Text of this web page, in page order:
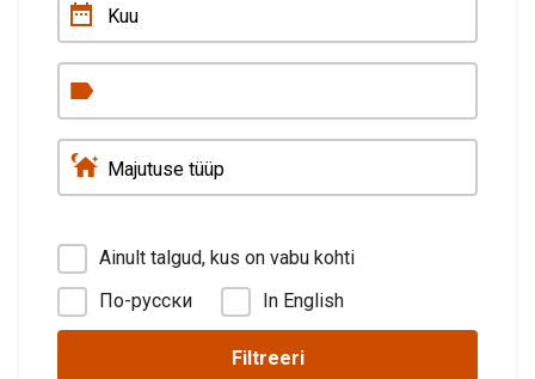
Ainult talgud, kus on vabu kohti
По-русски
In English
Filtreeri